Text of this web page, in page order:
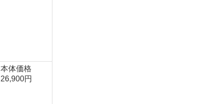
本体価格
26,900円